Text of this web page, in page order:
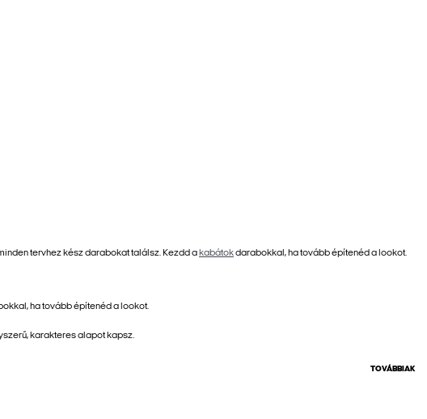
tervhez kész darabokat találsz. Kezdd a kabátokdarabokkal, ha tovább építenéd a lookot.
ha tovább építenéd a lookot.
karakteres alapot kapsz.
TOVÁBBIAK